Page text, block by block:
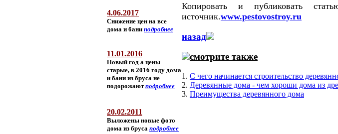
4.06.2017
Снижение цен на все
дома и бани подробнее
11.01.2016
Новый год а цены
старые, в 2016 году дома
и бани из бруса не
подорожают подробнее
20.02.2011
Выложены новые фото
дома из бруса подробнее
Копировать и публиковать
источник.www.pestovostroy.ru
назад
смотрите также
1. С чего начинается строительство
2. Деревянные дома - чем хороши дома из
3. Преимущества деревянного дома